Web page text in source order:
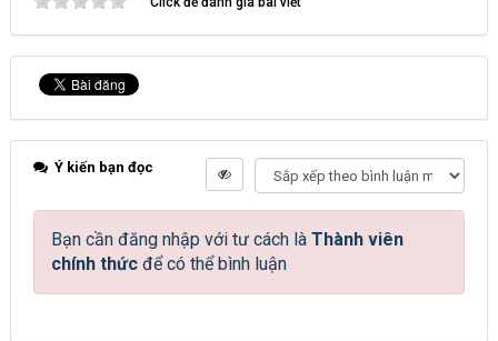
Ý kiến bạn đọc
Bạn cần đăng nhập với tư cách là Thành viên
chính thứcđể có thể bình luận